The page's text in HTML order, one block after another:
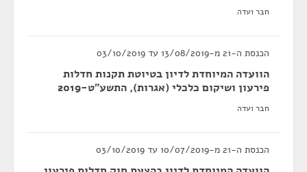
חבר ועדה
הכנסת ה-21 מ-13/08/2019 עד 03/10/2019
הוועדה המיוחדת לדיון בטיוטת תקנות חדלות
פירעון ושיקום כלכלי (אגרות), התשע"ט-2019
חבר ועדה
הכנסת ה-21 מ-10/07/2019 עד 03/10/2019